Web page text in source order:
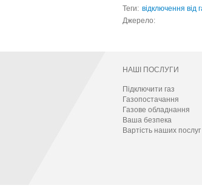
Теги: відключення від
Джерело:
НАШІ ПОСЛУГИ
Підключити газ
Газопостачання
Газове обладнання
Ваша безпека
Вартість наших послуг